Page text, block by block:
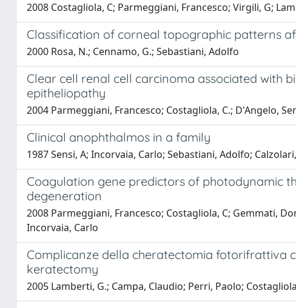
2008 Costagliola, C; Parmeggiani, Francesco; Virgili, G;
Classification of corneal topographic patterns
2000 Rosa, N.; Cennamo, G.; Sebastiani, Adolfo
Clear cell renal cell carcinoma associated with
epitheliopathy
2004 Parmeggiani, Francesco; Costagliola, C.; D'Angelo,
Clinical anophthalmos in a family
1987 Sensi, A; Incorvaia, Carlo; Sebastiani, Adolfo;
Coagulation gene predictors of photodynamic
degeneration
2008 Parmeggiani, Francesco; Costagliola, C; Gemmati,
Incorvaia, Carlo
Complicanze della cheratectomia fotorifrattiva
keratectomy
2005 Lamberti, G.; Campa, Claudio; Perri, Paolo;